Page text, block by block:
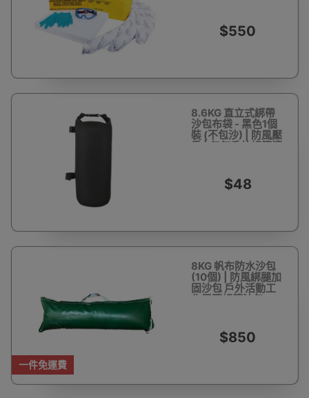
$550
8.6KG 直立式綁帶
沙包布袋 - 黑色1個
裝 (不包沙) | 防風壓
重 | 任何戶外帳篷適
$48
一件免運費
8KG 帆布防水沙包
(10個) | 防風綁腿加
固沙包 戶外活動工
作展覽帳篷沙包
$850